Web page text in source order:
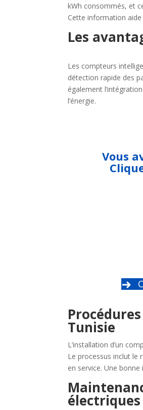
kWh consommés, et
Cette information aide
Les
Les compteurs
détection rapide des
également l’intégration
l’énergie.
Vous
Tunisie
L’installation d’un
Le processus inclut le
en service. Une
électriques